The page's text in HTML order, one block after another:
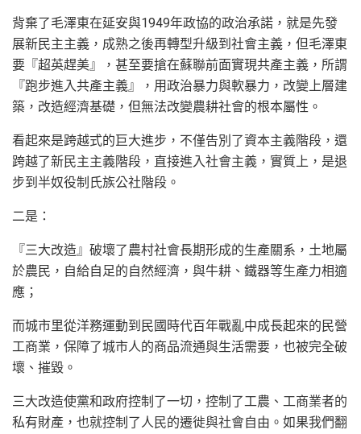
背棄了毛澤東在延安與1949年政協的政治承諾，就是先發
展新民主主義，成熟之後再轉型升級到社會主義，但毛澤東
要『超英趕美』，甚至要搶在蘇聯前面實現共產主義，所謂
『跑步進入共產主義』，用政治暴力與軟暴力，改變上層建
築，改造經濟基礎，但無法改變農耕社會的根本屬性。
看起來是跨越式的巨大進步，不僅告別了資本主義階段，還
跨越了新民主主義階段，直接進入社會主義，實質上，是退
步到半奴役制氏族公社階段。
二是：
『三大改造』破壞了農村社會長期形成的生產關系，土地屬
於農民，自給自足的自然經濟，與牛耕、鐵器等生產力相適
應；
而城市里從洋務運動到民國時代百年戰亂中成長起來的民營
工商業，保障了城市人的商品流通與生活需要，也被完全破
壞、摧毀。
三大改造使黨和政府控制了一切，控制了工農、工商業者的
私有財產，也就控制了人民的遷徙與社會自由。如果我們翻